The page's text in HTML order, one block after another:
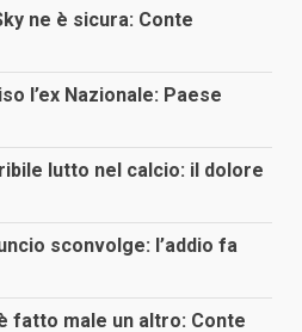
ne è sicura: Conte
l’ex Nazionale: Paese
lutto nel calcio: il dolore
sconvolge: l’addio fa
fatto male un altro: Conte